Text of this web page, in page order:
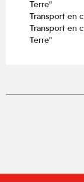
Terre"
Transport en
Transport en
Terre"